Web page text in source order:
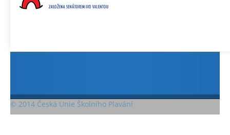
© 2014 Česká Unie Školního Plavání